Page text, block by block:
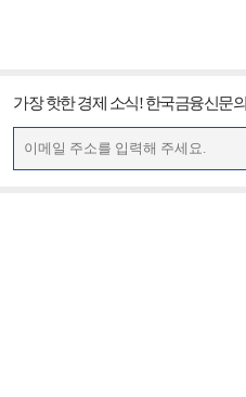
가장 핫한 경제 소식! 한국금융신문의